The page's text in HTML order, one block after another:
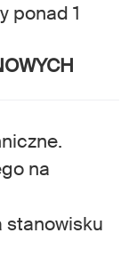
ponad 1
na
stanowisku